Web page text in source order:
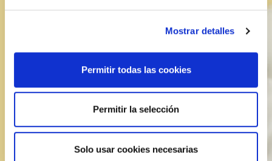
Mostrar detalles
Permitir todas las cookies
Permitir la selección
Solo usar cookies necesarias